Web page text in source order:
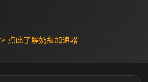
点此了解奶瓶加速器